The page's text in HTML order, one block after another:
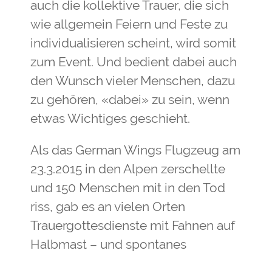
auch die kollektive Trauer, die sich
wie allgemein Feiern und Feste zu
individualisieren scheint, wird somit
zum Event. Und bedient dabei auch
den Wunsch vieler Menschen, dazu
zu gehören, «dabei» zu sein, wenn
etwas Wichtiges geschieht.
Als das German Wings Flugzeug am
23.3.2015 in den Alpen zerschellte
und 150 Menschen mit in den Tod
riss, gab es an vielen Orten
Trauergottesdienste mit Fahnen auf
Halbmast – und spontanes